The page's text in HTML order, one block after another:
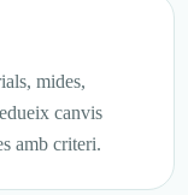
mides,
canvis
amb criteri.